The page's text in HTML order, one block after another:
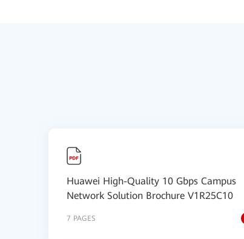
Huawei High-Quality 10 Gbps Campus
Network Solution Brochure V1R25C10
7 PAGES